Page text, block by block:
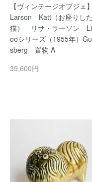
【ヴィンテージオブジェ
Larson Katt（お座りした
猫） リサ・ラーソン
ooシリーズ（1955年）
sberg 置物 A
39,600円